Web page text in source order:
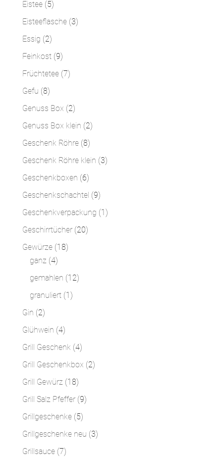
Eistee 55
Produkte
Eisteeflasche 33
Essig 22
Produkte
Feinkost 99
Produkte
Früchtetee 77
Gefu 88
Produkte
Genuss Box 22
Produkte
Genuss Box klein 22
Geschenk Röhre 88
Produkte
Geschenk Röhre klein 33
Geschenkboxen 66
Produkte
Geschenkschachtel 99
Produkte
Geschenkverpackung 1 1
Geschirrtücher 2020
Gewürze 1818
ganz 44
Produkte
gemahlen 1212
granuliert 1 1
Gin 22
Produkte
Glühwein 44
Produkte
Grill Geschenk 44
Produkte
Grill Geschenkbox 22
Grill Gewürz 1818
Produkte
Grill Salz Pfeffer 99
Grillgeschenke 55
Produkte
Grillgeschenke neu 33
Grillsauce 77